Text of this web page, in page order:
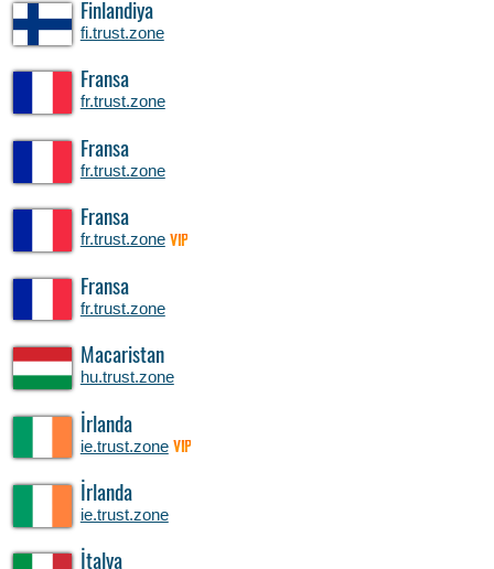
Finlandiya
fi.trust.zone
Fransa
fr.trust.zone
Fransa
fr.trust.zone
Fransa
fr.trust.zone VIP
Fransa
fr.trust.zone
Macaristan
hu.trust.zone
İrlanda
ie.trust.zone VIP
İrlanda
ie.trust.zone
İtalya